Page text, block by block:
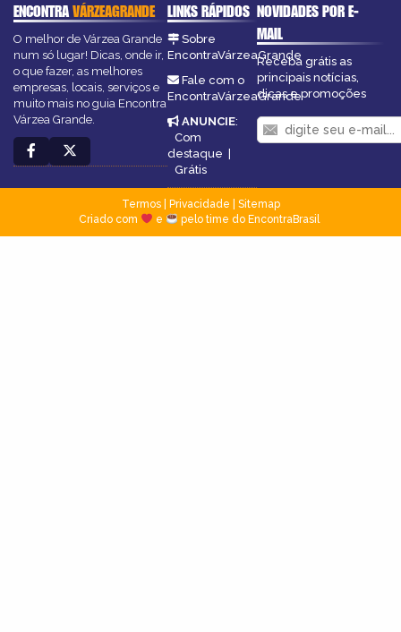
ENCONTRAVÁRZEAGRANDE
O melhor de Várzea Grande
num só lugar! Dicas, onde ir,
o que fazer, as melhores
empresas, locais, serviços e
muito mais no guia Encontra
Várzea Grande.
LINKS RÁPIDOS
Sobre
EncontraVárzeaGrande
Fale com o
EncontraVárzeaGrande
ANUNCIE:
Com
destaque |
Grátis
NOVIDADES POR E-
MAIL
Receba grátis as
principais notícias,
dicas e promoções
Termos| Privacidade
Sitemap
Criado com
e pelo time do EncontraBrasil